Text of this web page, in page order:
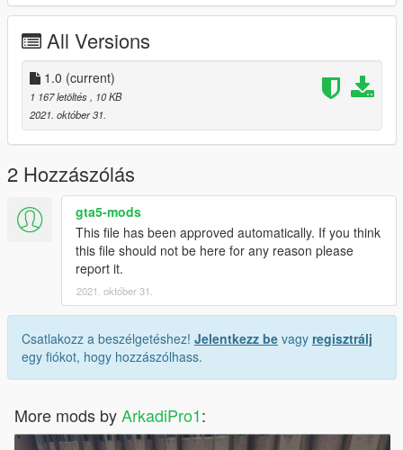
All Versions
1.0 (current)
1 167 letöltés
, 10 KB
2021. október 31.
2 Hozzászólás
gta5-mods
This file has been approved automatically. If you think
this file should not be here for any reason please
report it.
2021. október 31.
Csatlakozz a beszélgetéshez! Jelentkezz be vagy regisztrálj
egy fiókot, hogy hozzászólhass.
More mods byArkadiPro1: